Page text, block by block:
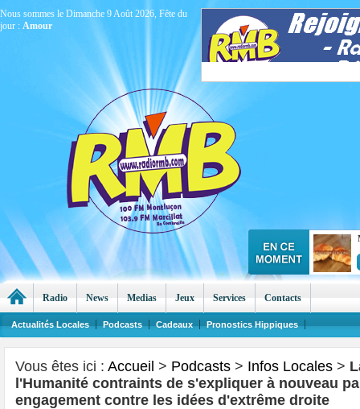
Vous êtes ici : Accueil > Podcasts > Infos Locales >
l'Humanité contraints de s'expliquer à nouveau
engagement contre les idées d'extrême droite
Radio News Medias Jeux Services Contacts
Actualités Locales Podcasts Cadeaux Pronostics Hippiques
Nous sommes le Dimanche 9 Août 2026, Fête du
jour : Amour